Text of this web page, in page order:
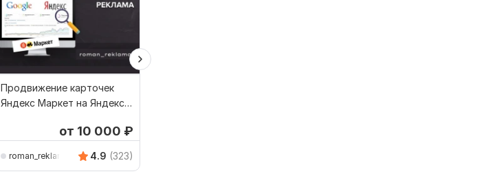
Продвижение карточек
Яндекс Маркет на Яндекс
от 10 000 ₽
roman_reklama 4.9 (323)